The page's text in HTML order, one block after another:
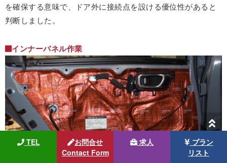
を確保する意味で、ドア外に接続点を設ける優位性があると
判断しました。
インナーパネル作業
TEL
お問合せ
Contact Form
求人
プラン
リスト